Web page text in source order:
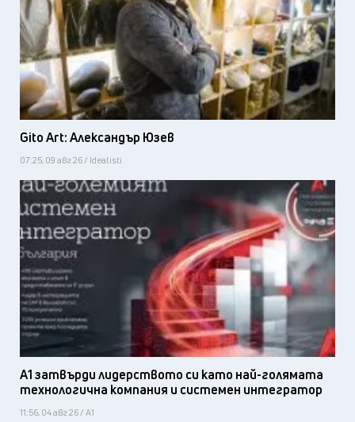
Gito Art: Александър Юзев
07:25, 09 авг 26 / Idealisti
А1 затвърди лидерството си като най-голямата
технологична компания и системен интегратор
11:56, 04 авг 26 / А1